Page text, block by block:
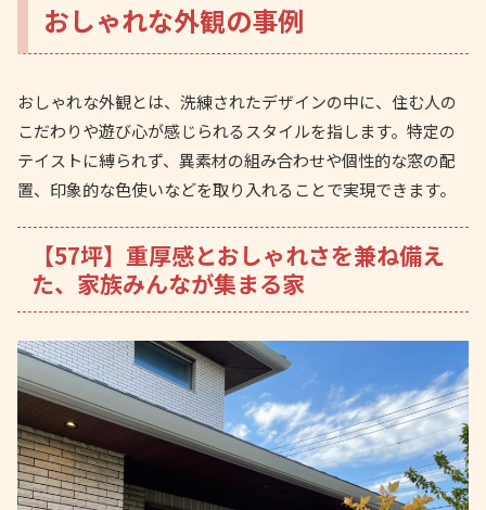
おしゃれな外観の事例
おしゃれな外観とは、洗練されたデザインの中に、住む人の
こだわりや遊び心が感じられるスタイルを指します。特定の
テイストに縛られず、異素材の組み合わせや個性的な窓の配
置、印象的な色使いなどを取り入れることで実現できます。
【57坪】重厚感とおしゃれさを兼ね備え
た、家族みんなが集まる家